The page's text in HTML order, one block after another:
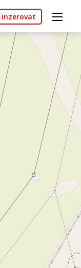
inzerovat